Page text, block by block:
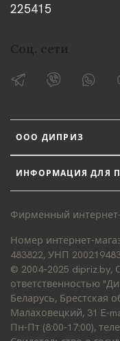
ООО ДИПРИЗ
ИНФОРМАЦИЯ ДЛЯ
225415
Соц. сети
Фирменный
Номер интернет-
483822, УНП
© 2004–2025 dipriz.by,
ответственностью
Беларусь, Брестская
Малаховецкий, 31 E-
Пн-Пт (8:00-17:00),